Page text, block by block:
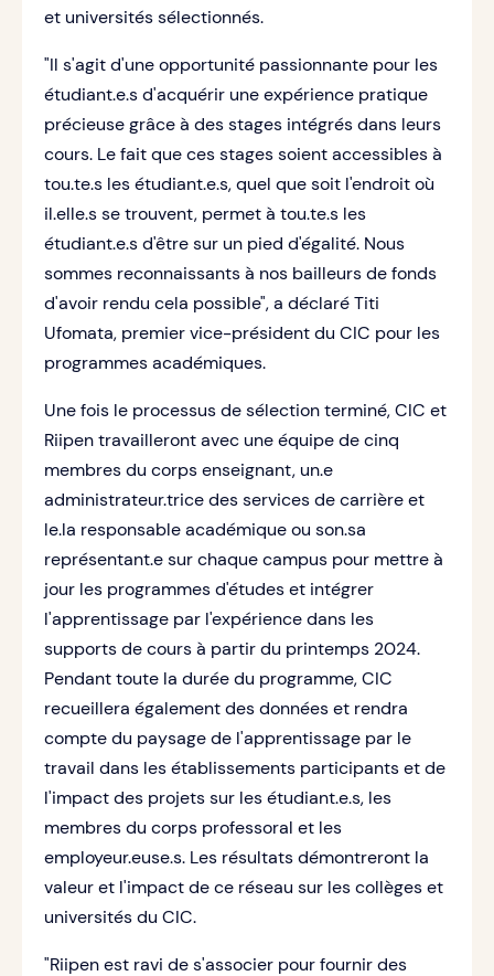
et universités sélectionnés.
"Il s'agit d'une opportunité passionnante pour les
étudiant.e.s d'acquérir une expérience pratique
précieuse grâce à des stages intégrés dans leurs
cours. Le fait que ces stages soient accessibles à
tou.te.s les étudiant.e.s, quel que soit l'endroit où
il.elle.s se trouvent, permet à tou.te.s les
étudiant.e.s d'être sur un pied d'égalité. Nous
sommes reconnaissants à nos bailleurs de fonds
d'avoir rendu cela possible", a déclaré Titi
Ufomata, premier vice-président du CIC pour les
programmes académiques.
Une fois le processus de sélection terminé, CIC et
Riipen travailleront avec une équipe de cinq
membres du corps enseignant, un.e
administrateur.trice des services de carrière et
le.la responsable académique ou son.sa
représentant.e sur chaque campus pour mettre à
jour les programmes d'études et intégrer
l'apprentissage par l'expérience dans les
supports de cours à partir du printemps 2024.
Pendant toute la durée du programme, CIC
recueillera également des données et rendra
compte du paysage de l'apprentissage par le
travail dans les établissements participants et de
l'impact des projets sur les étudiant.e.s, les
membres du corps professoral et les
employeur.euse.s. Les résultats démontreront la
valeur et l'impact de ce réseau sur les collèges et
universités du CIC.
"Riipen est ravi de s'associer pour fournir des